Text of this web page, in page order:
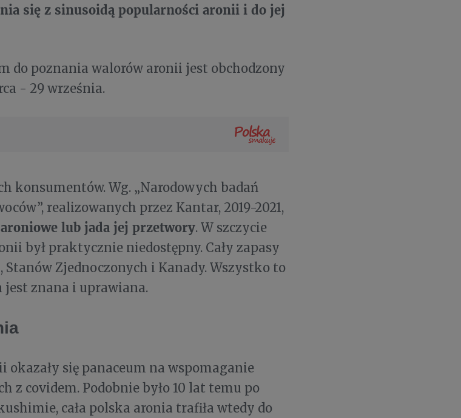
się z sinusoidą popularności aronii i do jej
do poznania walorów aronii jest obchodzony
- 29 września.
konsumentów. Wg. „Narodowych badań
realizowanych przez Kantar, 2019-2021,
lub jada jej przetwory. W szczycie
był praktycznie niedostępny. Cały zapasy
Stanów Zjednoczonych i Kanady. Wszystko to
znana i uprawiana.
okazały się panaceum na wspomaganie
z covidem. Podobnie było 10 lat temu po
cała polska aronia trafiła wtedy do